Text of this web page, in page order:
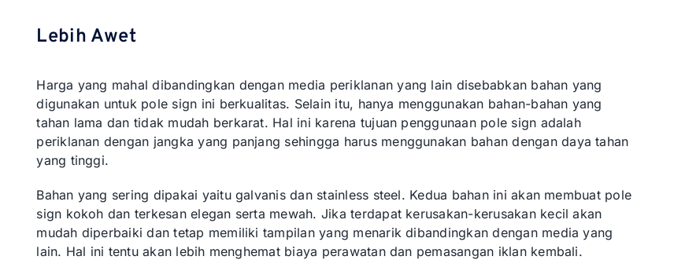
Lebih Awet
Harga yang mahal dibandingkan dengan media periklanan yang lain disebabkan bahan yang
digunakan untuk pole sign ini berkualitas. Selain itu, hanya menggunakan bahan-bahan yang
tahan lama dan tidak mudah berkarat. Hal ini karena tujuan penggunaan pole sign adalah
periklanan dengan jangka yang panjang sehingga harus menggunakan bahan dengan daya tahan
yang tinggi.
Bahan yang sering dipakai yaitu galvanis dan stainless steel. Kedua bahan ini akan membuat pole
sign kokoh dan terkesan elegan serta mewah. Jika terdapat kerusakan-kerusakan kecil akan
mudah diperbaiki dan tetap memiliki tampilan yang menarik dibandingkan dengan media yang
lain. Hal ini tentu akan lebih menghemat biaya perawatan dan pemasangan iklan kembali.